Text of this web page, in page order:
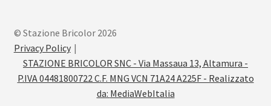
© Stazione Bricolor 2026
Privacy Policy
STAZIONE BRICOLOR SNC - Via Massaua 13, Altamura -
P.IVA 04481800722 C.F. MNG VCN 71A24 A225F - Realizzato
da: MediaWebItalia